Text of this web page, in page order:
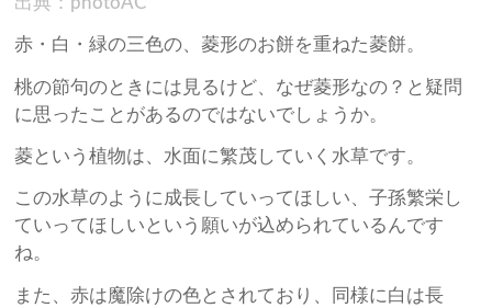
赤・白・緑の三色の、菱形のお餅を重ねた菱餅。
桃の節句のときには見るけど、なぜ菱形なの？と疑問
に思ったことがあるのではないでしょうか。
菱という植物は、水面に繁茂していく水草です。
この水草のように成長していってほしい、子孫繁栄し
ていってほしいという願いが込められているんです
ね。
また、赤は魔除けの色とされており、同様に白は長